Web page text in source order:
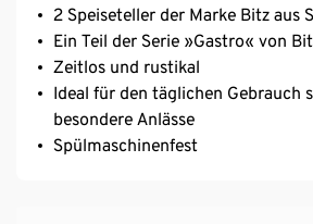
2 Speiseteller der Marke Bitz aus
Ein Teil der Serie »Gastro« von
Zeitlos und rustikal
Ideal für den täglichen Gebrauch
besondere Anlässe
Spülmaschinenfest